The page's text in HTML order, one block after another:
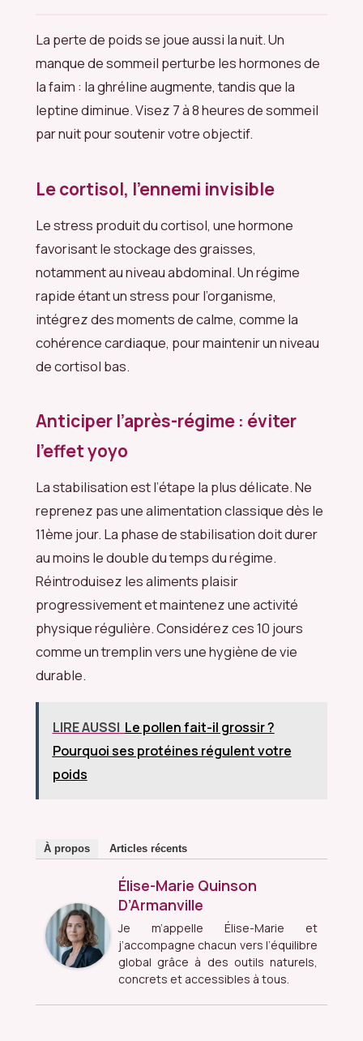
La perte de poids se joue aussi la nuit. Un
manque de sommeil perturbe les hormones de
la faim : la ghréline augmente, tandis que la
leptine diminue. Visez 7 à 8 heures de sommeil
par nuit pour soutenir votre objectif.
Le cortisol, l’ennemi invisible
Le stress produit du cortisol, une hormone
favorisant le stockage des graisses,
notamment au niveau abdominal. Un régime
rapide étant un stress pour l’organisme,
intégrez des moments de calme, comme la
cohérence cardiaque, pour maintenir un niveau
de cortisol bas.
Anticiper l’après-régime : éviter
l’effet yoyo
La stabilisation est l’étape la plus délicate. Ne
reprenez pas une alimentation classique dès le
11ème jour. La phase de stabilisation doit durer
au moins le double du temps du régime.
Réintroduisez les aliments plaisir
progressivement et maintenez une activité
physique régulière. Considérez ces 10 jours
comme un tremplin vers une hygiène de vie
durable.
LIRE AUSSI Le pollen fait-il grossir ?
Pourquoi ses protéines régulent votre
poids
À propos Articles récents
Élise-Marie Quinson
D’Armanville
Je m’appelle Élise-Marie et
j’accompagne chacun vers l’équilibre
global grâce à des outils naturels,
concrets et accessibles à tous.